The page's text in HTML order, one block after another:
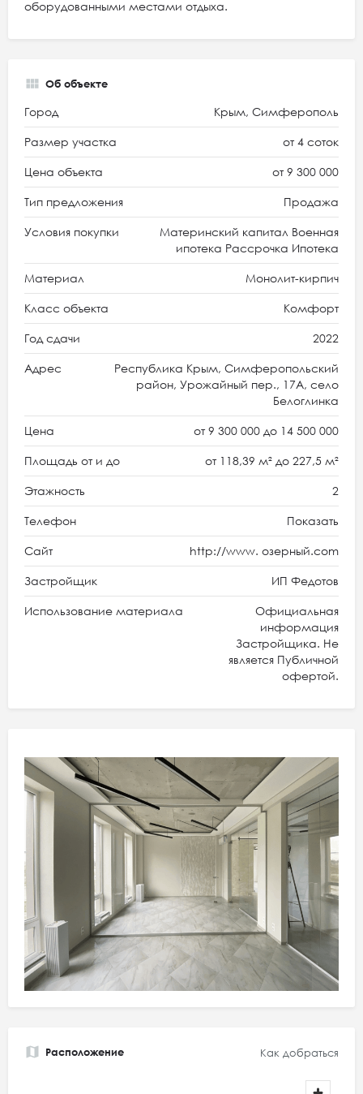
оборудованными местами отдыха.
Об объекте
Город Крым, Симферополь
Размер участка от 4 соток
Цена объекта от 9 300 000
Тип предложения Продажа
Условия покупки
Материнский капитал Военная
ипотека Рассрочка Ипотека
Материал Монолит-кирпич
Класс объекта Комфорт
Год сдачи 2022
Адрес
Республика Крым, Симферопольский
район, Урожайный пер., 17А, село
Белоглинка
Цена от 9 300 000 до 14 500 000
Площадь от и до от 118,39 м² до 227,5 м²
Этажность 2
Телефон Показать
Сайт http://www. озерный.com
Застройщик ИП Федотов
Использование материала
Официальная
информация
Застройщика. Не
является Публичной
офертой.
Расположение Как добраться